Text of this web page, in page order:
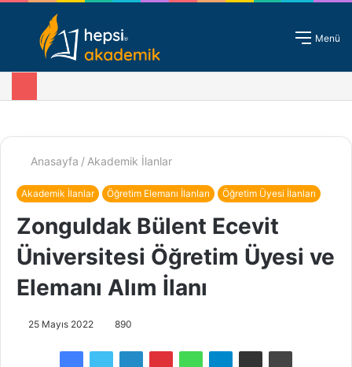
Giriş - Kayıt Menü
Anasayfa / Akademik İlanlar
Akademik İlanlar Öğretim Elemanı İlanları Öğretim Üyesi İlanları
Zonguldak Bülent Ecevit
Üniversitesi Öğretim Üyesi ve
Elemanı Alım İlanı
25 Mayıs 2022 890